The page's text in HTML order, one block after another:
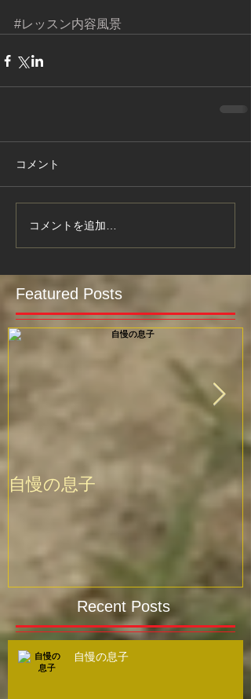
Featured Posts
Recent Posts
#レッスン内容風景
コメント
コメントを追加…
自慢の息子
自慢の息子